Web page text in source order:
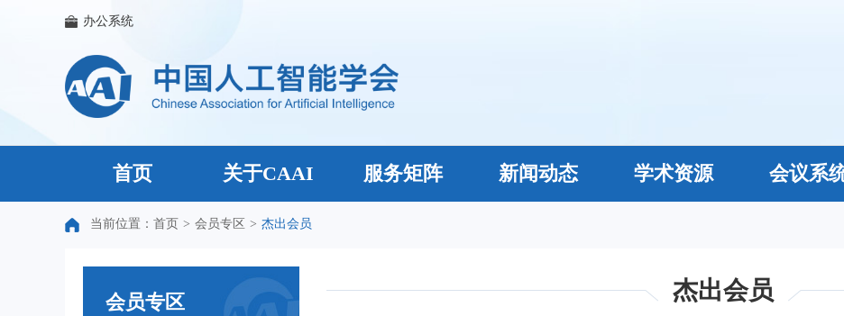
办公系统
首页 关于CAAI 服务矩阵 新闻动态 学术资源 会议系
当前位置： 首页 > 会员专区 > 杰出会员
会员专区 杰出会员